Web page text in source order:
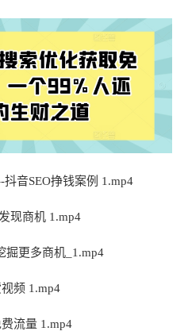
音SEO挣钱案例 1.mp4
现商机 1.mp4
掘更多商机_1.mp4
频 1.mp4
流量 1.mp4